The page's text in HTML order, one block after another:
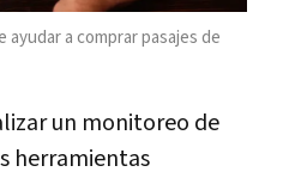
a comprar pasajes de
un monitoreo de
herramientas